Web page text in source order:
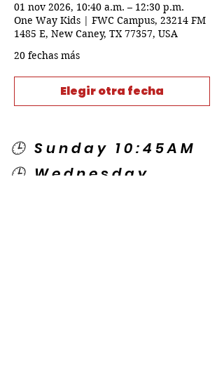
01 nov 2026, 10:40 a.m. – 12:30 p.m.
One Way Kids | FWC Campus, 23214 FM
1485 E, New Caney, TX 77357, USA
20 fechas más
Elegir otra fecha
🕒 Sunday 10:45AM
🕒 Wednesday